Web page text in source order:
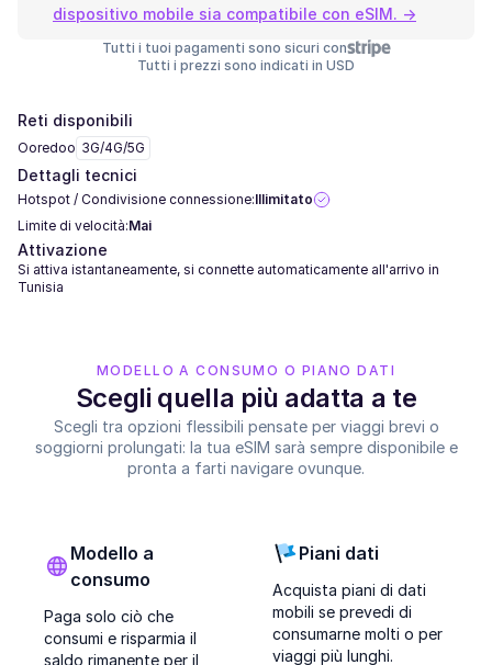
dispositivo mobile sia compatibile con eSIM. →
Tutti i tuoi pagamenti sono sicuri con
Tutti i prezzi sono indicati in USD
Reti disponibili
Ooredoo 3G/4G/5G
Dettagli tecnici
Hotspot / Condivisione connessione:Illimitato
Limite di velocità:Mai
Attivazione
Si attiva istantaneamente, si connette automaticamente all'arrivo in
Tunisia
MODELLO A CONSUMO O PIANO DATI
Scegli quella più adatta a te
Scegli tra opzioni flessibili pensate per viaggi brevi o
soggiorni prolungati: la tua eSIM sarà sempre disponibile e
pronta a farti navigare ovunque.
Modello a
consumo
Paga solo ciò che
consumi e risparmia il
saldo rimanente per il
Piani dati
Acquista piani di dati
mobili se prevedi di
consumarne molti o per
viaggi più lunghi.